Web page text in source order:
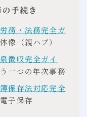
手続き
務・法務完全ガ
像（親ハブ）
徴収完全ガイ
一つの年次事務
保存法対応完全
子保存